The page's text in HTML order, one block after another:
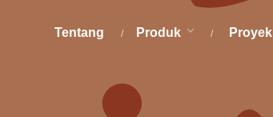
Tentang Produk Proyek